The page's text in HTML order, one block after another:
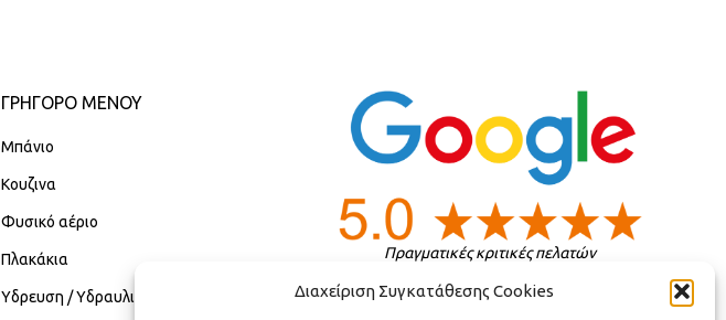
Διαχείριση Συγκατάθεσης Cookies
ΓΡΉΓΟΡΟ ΜΕΝΟΎ
Μπάνιο
Κουζινα
Φυσικό αέριο
Πλακάκια
Υδρευση / Υδραυλικά
Πραγματικές κριτικές πελατών